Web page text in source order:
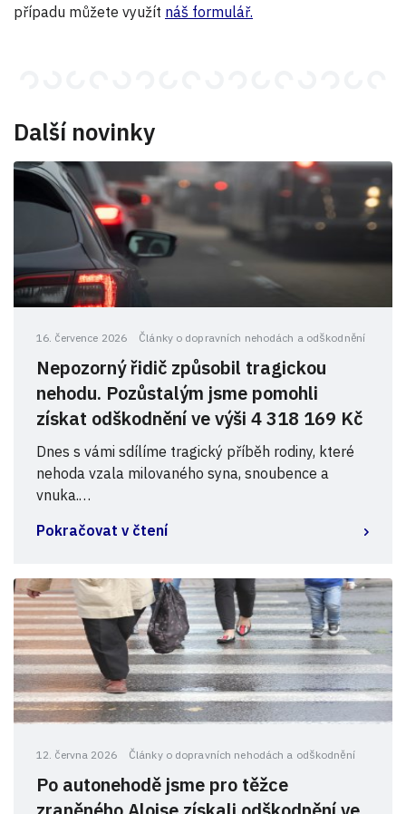
případu můžete využít náš formulář.
Další novinky
16. července 2026 Články o dopravních nehodách a odškodnění
Nepozorný řidič způsobil tragickou
nehodu. Pozůstalým jsme pomohli
získat odškodnění ve výši 4 318 169 Kč
Dnes s vámi sdílíme tragický příběh rodiny, které
nehoda vzala milovaného syna, snoubence a
vnuka.…
Pokračovat v čtení
12. června 2026 Články o dopravních nehodách a odškodnění
Po autonehodě jsme pro těžce